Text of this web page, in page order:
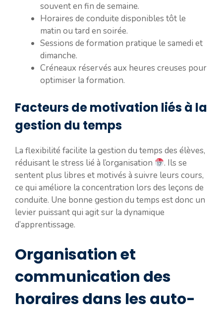
souvent en fin de semaine.
Horaires de conduite disponibles tôt le
matin ou tard en soirée.
Sessions de formation pratique le samedi et
dimanche.
Créneaux réservés aux heures creuses pour
optimiser la formation.
Facteurs de motivation liés à la
gestion du temps
La flexibilité facilite la gestion du temps des élèves,
réduisant le stress lié à l’organisation
. Ils se
sentent plus libres et motivés à suivre leurs cours,
ce qui améliore la concentration lors des leçons de
conduite. Une bonne gestion du temps est donc un
levier puissant qui agit sur la dynamique
d’apprentissage.
Organisation et
communication des
horaires dans les auto-